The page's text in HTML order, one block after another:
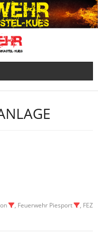
, Feuerwehr Piesport
, FEZ